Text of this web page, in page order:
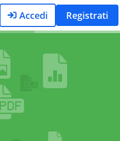
Accedi Registrati